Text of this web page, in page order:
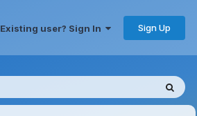
Existing user? Sign In Sign Up